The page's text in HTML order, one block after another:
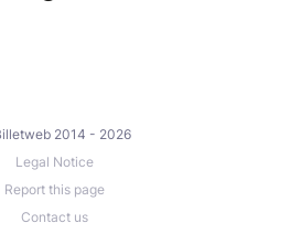
2014 - 2026
Legal Notice
Report this page
Contact us